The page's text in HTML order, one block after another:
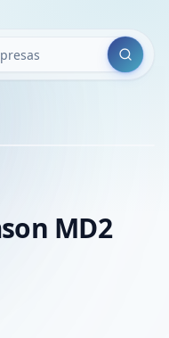
Buscar
MD2